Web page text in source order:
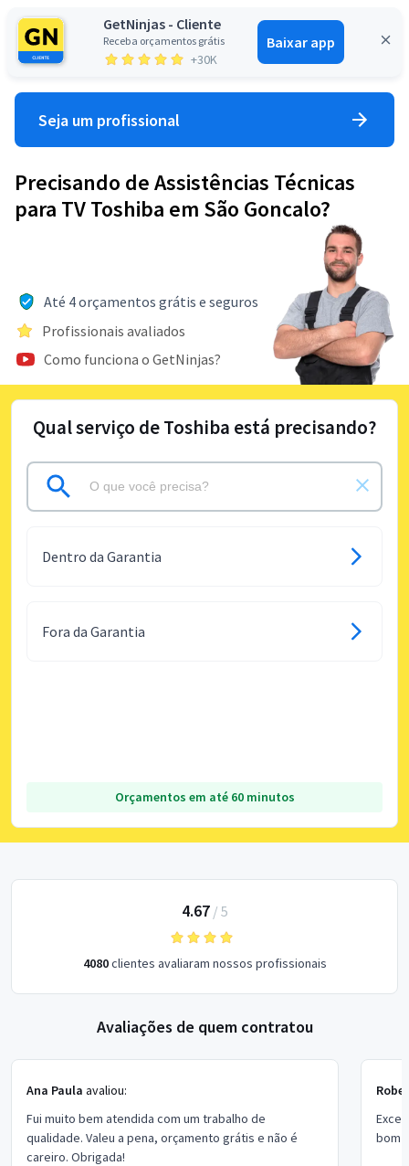
GetNinjas - Cliente
Receba orçamentos grátis
+30K
Baixar app
Entrar
Seja um profissional
Precisando de Assistências Técnicas
para TV Toshiba em São Goncalo?
Até 4 orçamentos grátis e seguros
Profissionais avaliados
Como funciona o GetNinjas?
Qual serviço de Toshiba está precisando?
Dentro da Garantia
Fora da Garantia
Orçamentos em até 60 minutos
4.67/ 5
4080clientes avaliaram nossos profissionais
Avaliações de quem contratou
Ana Paula avaliou:
Fui muito bem atendida com um trabalho de
qualidade. Valeu a pena, orçamento grátis e não é
careiro. Obrigada!
bom